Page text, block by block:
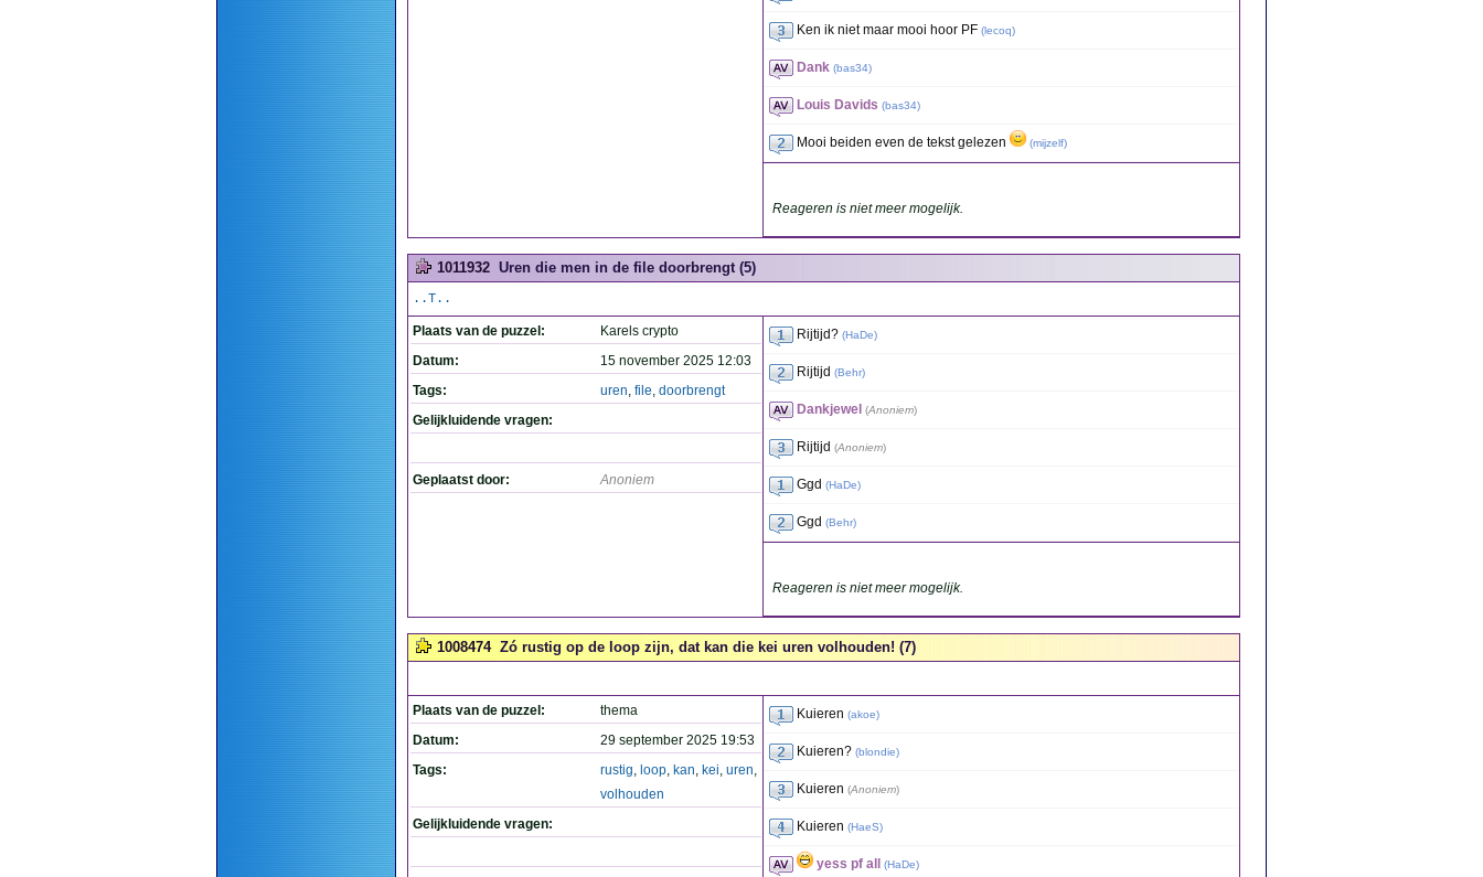
Ken ik niet maar mooi hoor PF (lecoq)
Dank (bas34)
Louis Davids (bas34)
Mooi beiden even de tekst gelezen (mijzelf)
Reageren is niet meer mogelijk.
1011932 Uren die men in de file doorbrengt (5)
..T..
Plaats van de puzzel:
Karels crypto
Datum:
15 november 2025 12:03
Tags:
uren, file, doorbrengt
Gelijkluidende vragen:
Geplaatst door: Anoniem
Rijtijd? (HaDe)
Rijtijd (Behr)
Dankjewel (Anoniem)
Rijtijd (Anoniem)
Ggd (HaDe)
Ggd (Behr)
Reageren is niet meer mogelijk.
1008474 Zó rustig op de loop zijn, dat kan die kei uren volhouden! (7)
Plaats van de puzzel:
thema
Datum:
29 september 2025 19:53
Tags:
rustig, loop, kan, kei, uren,
volhouden
Gelijkluidende vragen:
Kuieren (akoe)
Kuieren? (blondie)
Kuieren (Anoniem)
Kuieren (HaeS)
yess pf all (HaDe)